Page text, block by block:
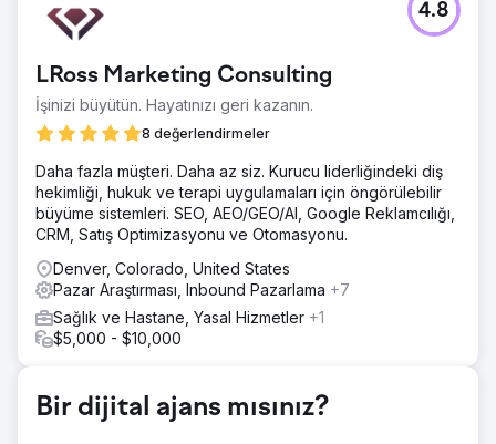
Milyonlarca insan DEHB konusunda yardım almak için
internete bakıyor ve ADDA bu kişilerin %99,9'u tarafından
stratejisi olanlarla rekabet edememeleri. Bu, ADDA'nın
gerçek sesinin kar odaklı şirketler tarafından gölgede
bırakıldığı anlamına geliyordu.
İçerik Stratejisi – Analizden Uygulamaya 1. Anahtar
Kelimeler ve Dönüşüm Haritalama 2. Dahili Bağlantı
Hedefleme, İçerik Temizleme ve Sayfa İçi Çalışma 3
Tersine Mühendislik ve Öne Çıkan Parçacıkları Kazanma
4. Uygulanan EEAT Yönergeleri
Sonuç
12 ay içinde ADD.org'un organik erişimi hızla arttı: -
Organik arama trafiğinde %233 artışla ayda 114.548 kişiye
artış.
LRoss Marketing Consulting
İşinizi büyütün. Hayatınızı geri kazanın.
8 değerlendirmeler
4.8
Daha fazla müşteri. Daha az siz. Kurucu liderliğindeki diş
hekimliği, hukuk ve terapi uygulamaları için öngörülebilir
büyüme sistemleri. SEO, AEO/GEO/AI, Google Reklamcılığı,
CRM, Satış Optimizasyonu ve Otomasyonu.
Denver, Colorado, United States
Pazar Araştırması, Inbound Pazarlama +7
Sağlık ve Hastane, Yasal Hizmetler +1
$5,000 - $10,000
Bir dijital ajans mısınız?